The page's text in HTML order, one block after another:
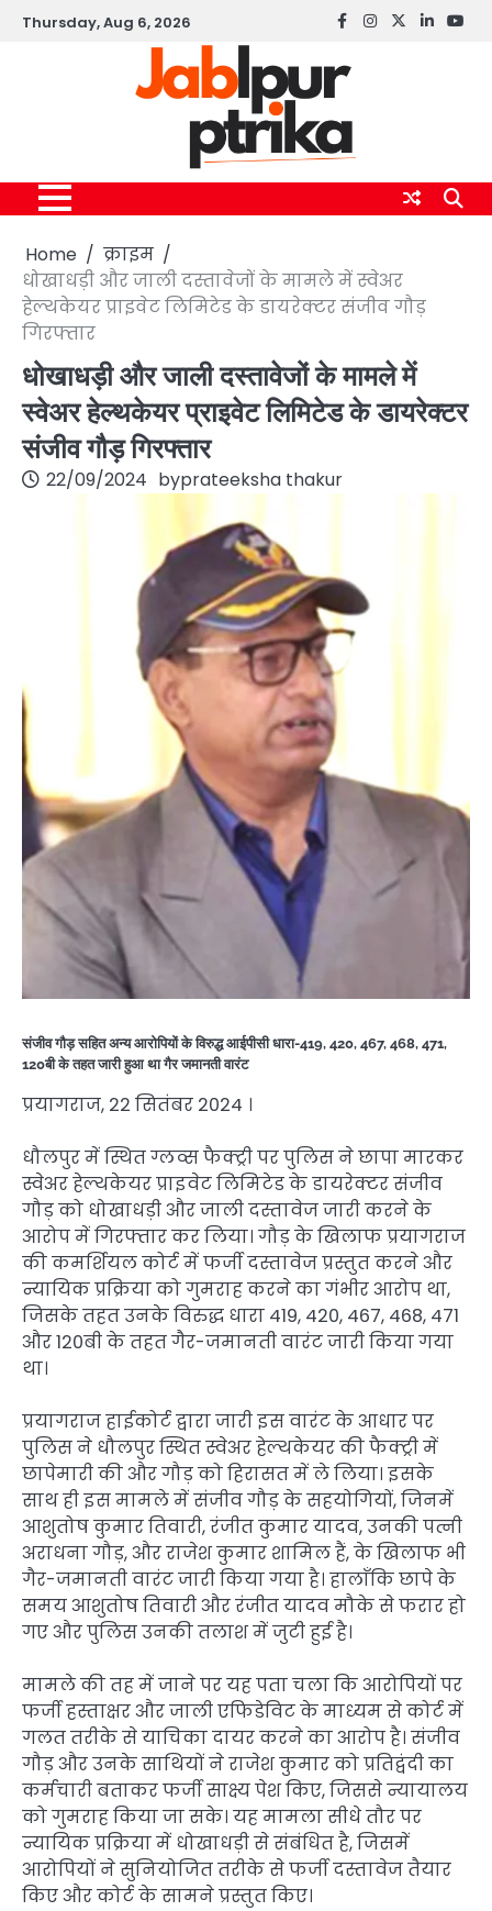
SkipThursday, Aug 6, 2026 Facebook
instagram
twitterlinkedin
Home
क्राइम
धोखाधड़ी और जाली दस्तावेजों के मामले में स्वेअर
हेल्थकेयर प्राइवेट लिमिटेड के डायरेक्टर संजीव गौड़
गिरफ्तार
धोखाधड़ी और जाली दस्तावेजों के मामले में
स्वेअर हेल्थकेयर प्राइवेट लिमिटेड के डायरेक्टर
संजीव गौड़ गिरफ्तार
22/09/2024 byprateeksha thakur
संजीव गौड़ सहित अन्य आरोपियों के विरुद्ध आईपीसी धारा-419, 420, 467, 468, 471,
120बी के तहत जारी हुआ था गैर जमानती वारंट
प्रयागराज, 22 सितंबर 2024 ।
धौलपुर में स्थित ग्लव्स फैक्ट्री पर पुलिस ने छापा मारकर
स्वेअर हेल्थकेयर प्राइवेट लिमिटेड के डायरेक्टर संजीव
गौड़ को धोखाधड़ी और जाली दस्तावेज जारी करने के
आरोप में गिरफ्तार कर लिया। गौड़ के खिलाफ प्रयागराज
की कमर्शियल कोर्ट में फर्जी दस्तावेज प्रस्तुत करने और
न्यायिक प्रक्रिया को गुमराह करने का गंभीर आरोप था,
जिसके तहत उनके विरुद्ध धारा 419, 420, 467, 468, 471
और 120बी के तहत गैर-जमानती वारंट जारी किया गया
था।
प्रयागराज हाईकोर्ट द्वारा जारी इस वारंट के आधार पर
पुलिस ने धौलपुर स्थित स्वेअर हेल्थकेयर की फैक्ट्री में
छापेमारी की और गौड़ को हिरासत में ले लिया। इसके
साथ ही इस मामले में संजीव गौड़ के सहयोगियों, जिनमें
आशुतोष कुमार तिवारी, रंजीत कुमार यादव, उनकी पत्नी
अराधना गौड़, और राजेश कुमार शामिल हैं, के खिलाफ भी
गैर-जमानती वारंट जारी किया गया है। हालाँकि छापे के
समय आशुतोष तिवारी और रंजीत यादव मौके से फरार हो
गए और पुलिस उनकी तलाश में जुटी हुई है।
मामले की तह में जाने पर यह पता चला कि आरोपियों पर
फर्जी हस्ताक्षर और जाली एफिडेविट के माध्यम से कोर्ट में
गलत तरीके से याचिका दायर करने का आरोप है। संजीव
गौड़ और उनके साथियों ने राजेश कुमार को प्रतिद्वंदी का
कर्मचारी बताकर फर्जी साक्ष्य पेश किए, जिससे न्यायालय
को गुमराह किया जा सके। यह मामला सीधे तौर पर
न्यायिक प्रक्रिया में धोखाधड़ी से संबंधित है, जिसमें
आरोपियों ने सुनियोजित तरीके से फर्जी दस्तावेज तैयार
किए और कोर्ट के सामने प्रस्तुत किए।